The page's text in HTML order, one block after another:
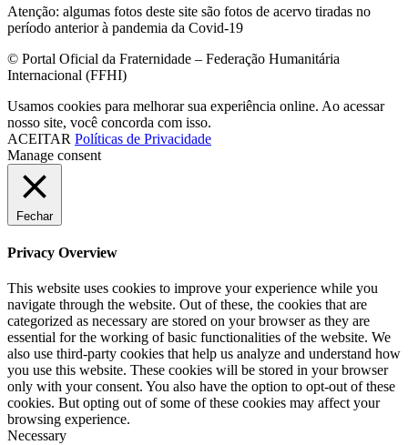
Atenção: algumas fotos deste site são fotos de acervo tiradas no
período anterior à pandemia da Covid-19
© Portal Oficial da Fraternidade – Federação Humanitária
Internacional (FFHI)
Usamos cookies para melhorar sua experiência online. Ao acessar
nosso site, você concorda com isso.
ACEITAR Políticas de Privacidade
Manage consent
Fechar
Privacy Overview
This website uses cookies to improve your experience while you
navigate through the website. Out of these, the cookies that are
categorized as necessary are stored on your browser as they are
essential for the working of basic functionalities of the website. We
also use third-party cookies that help us analyze and understand how
you use this website. These cookies will be stored in your browser
only with your consent. You also have the option to opt-out of these
cookies. But opting out of some of these cookies may affect your
browsing experience.
Necessary